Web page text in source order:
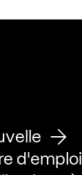
d'emploi